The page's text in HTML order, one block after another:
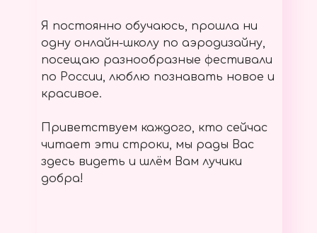
Я постоянно обучаюсь, прошла ни
одну онлайн-школу по аэродизайну,
посещаю разнообразные фестивали
по России, люблю познавать новое и
красивое.
Приветствуем каждого, кто сейчас
читает эти строки, мы рады Вас
здесь видеть и шлём Вам лучики
добра!